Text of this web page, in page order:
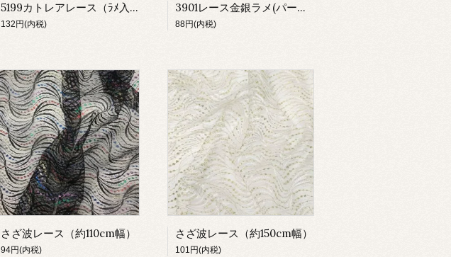
5199カトレアレース（ﾗﾒ入り）
132円(内税)
3901レース金銀ラメ(パールなし)
88円(内税)
さざ波レース（約110cm幅）
94円(内税)
さざ波レース（約150cm幅）
101円(内税)